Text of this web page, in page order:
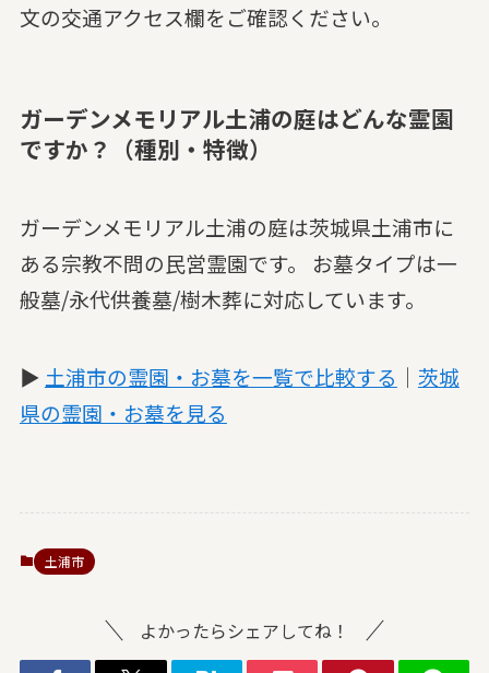
文の交通アクセス欄をご確認ください。
ガーデンメモリアル土浦の庭はどんな霊園
ですか？（種別・特徴）
ガーデンメモリアル土浦の庭は茨城県土浦市に
ある宗教不問の民営霊園です。 お墓タイプは一
般墓/永代供養墓/樹木葬に対応しています。
▶ 土浦市の霊園・お墓を一覧で比較する ｜ 茨城
県の霊園・お墓を見る
土浦市
よかったらシェアしてね！